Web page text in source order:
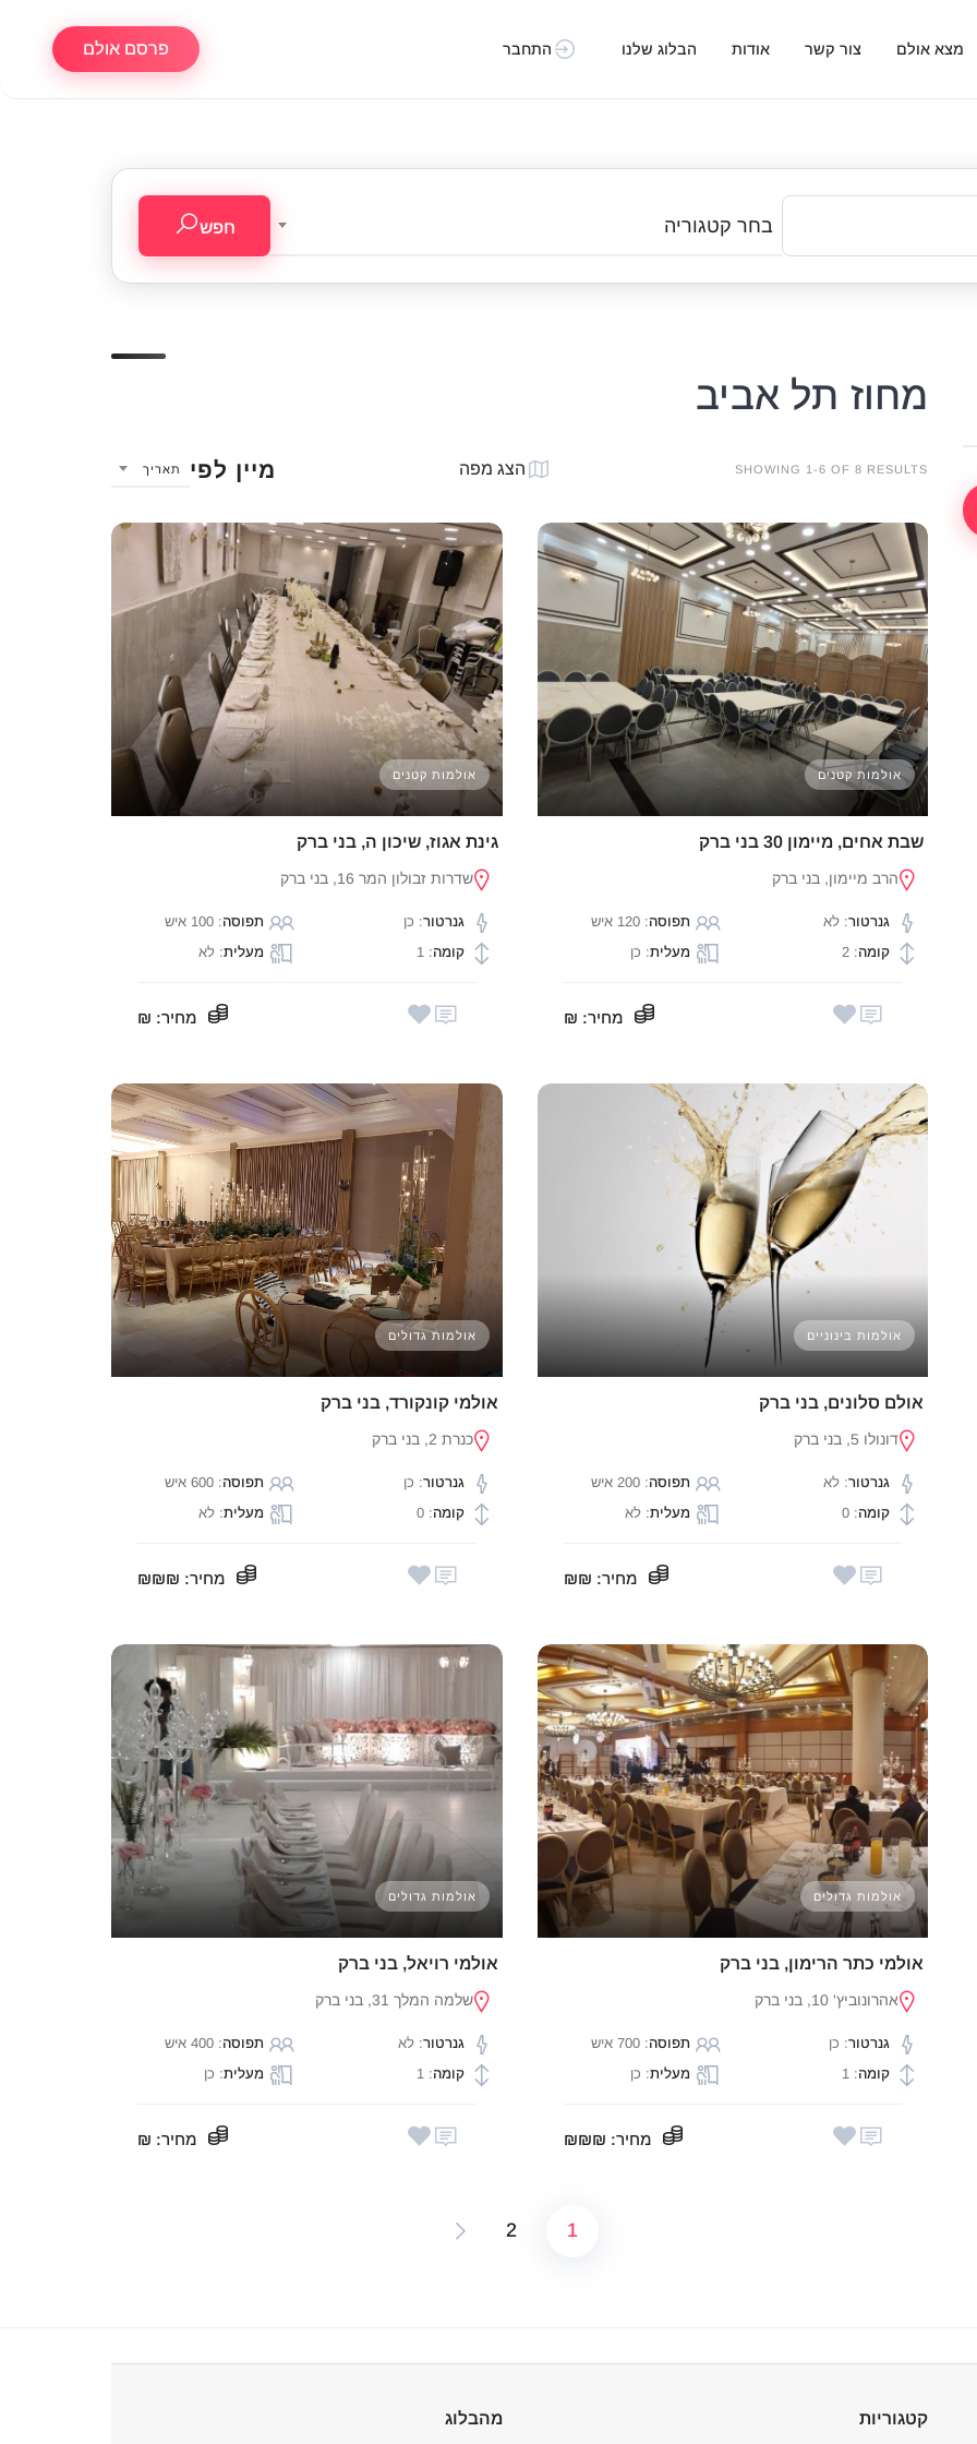
מצא אולם צור קשר אודות הבלוג שלנו התחבר פרסם אולם
בחר קטגוריה חפש
מחוז תל אביב
SHOWING 1-6 OF 8 RESULTS הצג מפה מיין לפי תאריך
אולמות קטנים
שבת אחים, מיימון 30 בני ברק
הרב מיימון, בני ברק
גנרטור: לא תפוסה: 120 איש
קומה: 2 מעלית: כן
מחיר: ₪
אולמות קטנים
גינת אגוז, שיכון ה, בני ברק
שדרות זבולון המר 16, בני ברק
גנרטור: כן תפוסה: 100 איש
קומה: 1 מעלית: לא
מחיר: ₪
אולמות בינוניים
אולם סלונים, בני ברק
דונולו 5, בני ברק
גנרטור: לא תפוסה: 200 איש
קומה: 0 מעלית: לא
מחיר: ₪₪
אולמות גדולים
אולמי קונקורד, בני ברק
כנרת 2, בני ברק
גנרטור: כן תפוסה: 600 איש
קומה: 0 מעלית: לא
מחיר: ₪₪₪
אולמות גדולים
אולמי כתר הרימון, בני ברק
אהרונוביץ' 10, בני ברק
גנרטור: כן תפוסה: 700 איש
קומה: 1 מעלית: כן
מחיר: ₪₪₪
אולמות גדולים
אולמי רויאל, בני ברק
שלמה המלך 31, בני ברק
גנרטור: לא תפוסה: 400 איש
קומה: 1 מעלית: כן
מחיר: ₪
Posts
1
2
קטגוריות מהבלוג